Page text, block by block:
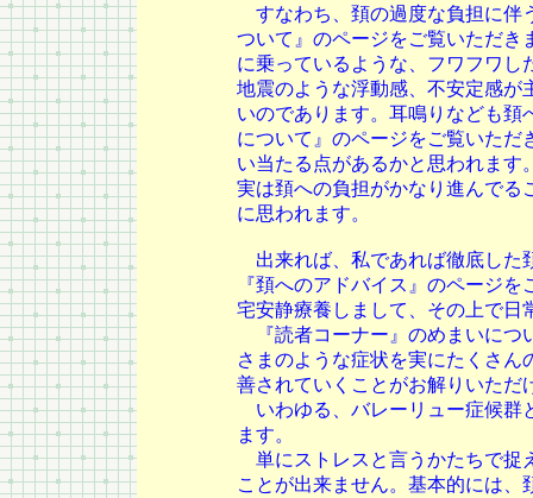
すなわち、頚の過度な負担に伴
ついて』のページをご覧いただき
に乗っているような、フワフワし
地震のような浮動感、不安定感が
いのであります。耳鳴りなども頚
について』のページをご覧いただ
い当たる点があるかと思われます
実は頚への負担がかなり進んでる
に思われます。
出来れば、私であれば徹底した
『頚へのアドバイス』のページ
宅安静療養しまして、その上で日
『読者コーナー』のめまいにつ
さまのような症状を実にたくさ
善されていくことがお解りいただ
いわゆる、バレーリュー症候群
ます。
単にストレスと言うかたちで捉
ことが出来ません。基本的には、